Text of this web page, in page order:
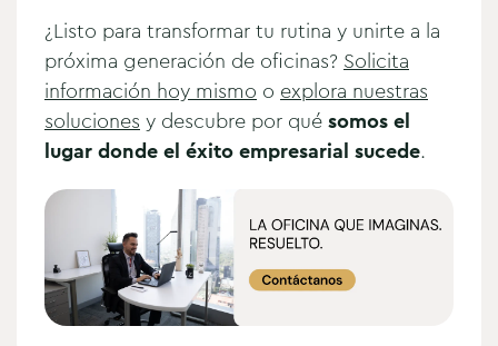
¿Listo para transformar tu rutina y unirte a la
próxima generación de oficinas? Solicita
información hoy mismo o explora nuestras
solucionesy descubre por quésomos el
lugar donde el éxito empresarial sucede.